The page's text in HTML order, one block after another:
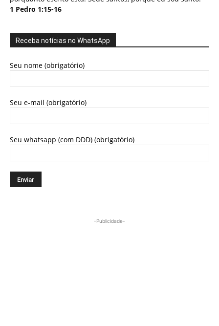
1 Pedro 1:15-16
Receba notícias no WhatsApp
Seu nome (obrigatório)
Seu e-mail (obrigatório)
Seu whatsapp (com DDD) (obrigatório)
-Publicidade-